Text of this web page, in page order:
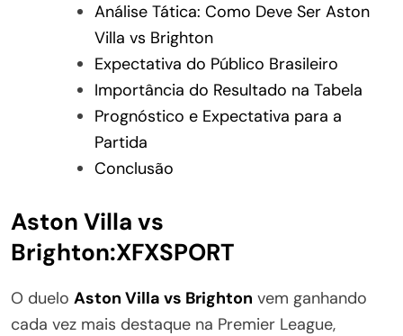
Análise Tática: Como Deve Ser Aston
Villa vs Brighton
Expectativa do Público Brasileiro
Importância do Resultado na Tabela
Prognóstico e Expectativa para a
Partida
Conclusão
Aston Villa vs
Brighton:XFXSPORT
O duelo Aston Villa vs Brighton vem ganhando
cada vez mais destaque na Premier League,